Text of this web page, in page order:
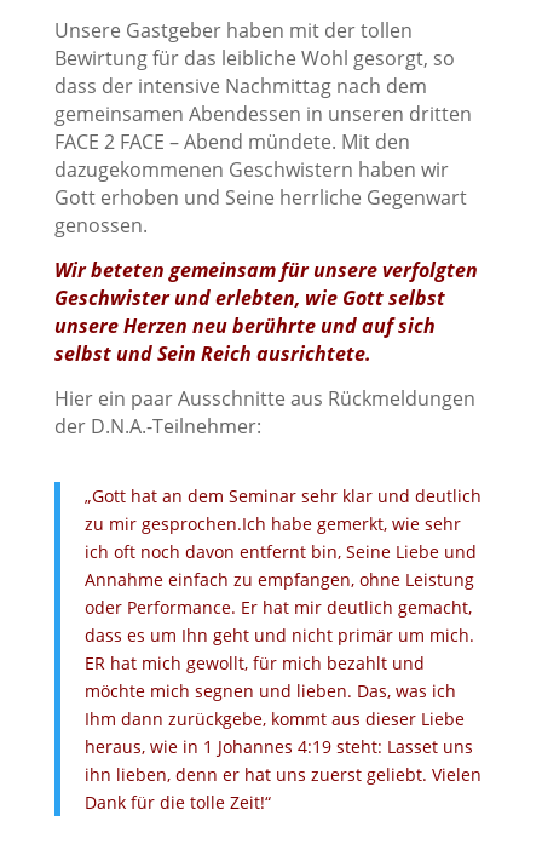
Unsere Gastgeber haben mit der tollen
Bewirtung für das leibliche Wohl gesorgt, so
dass der intensive Nachmittag nach dem
gemeinsamen Abendessen in unseren dritten
FACE 2 FACE – Abend mündete. Mit den
dazugekommenen Geschwistern haben wir
Gott erhoben und Seine herrliche Gegenwart
genossen.
Wir beteten gemeinsam für unsere verfolgten
Geschwister und erlebten, wie Gott selbst
unsere Herzen neu berührte und auf sich
selbst und Sein Reich ausrichtete.
Hier ein paar Ausschnitte aus Rückmeldungen
der D.N.A.-Teilnehmer:
„Gott hat an dem Seminar sehr klar und deutlich
zu mir gesprochen.Ich habe gemerkt, wie sehr
ich oft noch davon entfernt bin, Seine Liebe und
Annahme einfach zu empfangen, ohne Leistung
oder Performance. Er hat mir deutlich gemacht,
dass es um Ihn geht und nicht primär um mich.
ER hat mich gewollt, für mich bezahlt und
möchte mich segnen und lieben. Das, was ich
Ihm dann zurückgebe, kommt aus dieser Liebe
heraus, wie in 1 Johannes 4:19 steht: Lasset uns
ihn lieben, denn er hat uns zuerst geliebt. Vielen
Dank für die tolle Zeit!“